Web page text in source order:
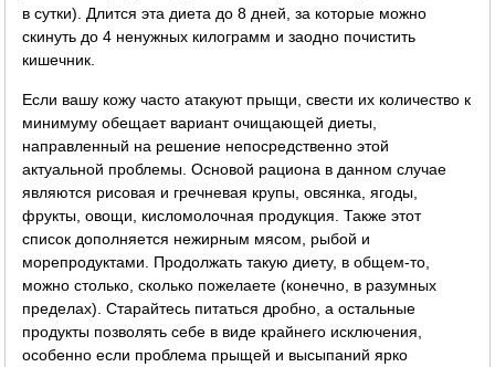
в сутки). Длится эта диета до 8 дней, за которые можно
скинуть до 4 ненужных килограмм и заодно почистить
кишечник.
Если вашу кожу часто атакуют прыщи, свести их количество к
минимуму обещает вариант очищающей диеты,
направленный на решение непосредственно этой
актуальной проблемы. Основой рациона в данном случае
являются рисовая и гречневая крупы, овсянка, ягоды,
фрукты, овощи, кисломолочная продукция. Также этот
список дополняется нежирным мясом, рыбой и
морепродуктами. Продолжать такую диету, в общем-то,
можно столько, сколько пожелаете (конечно, в разумных
пределах). Старайтесь питаться дробно, а остальные
продукты позволять себе в виде крайнего исключения,
особенно если проблема прыщей и высыпаний ярко